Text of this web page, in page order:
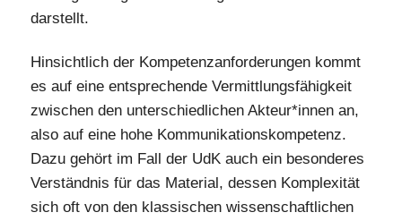
darstellt.
Hinsichtlich der Kompetenzanforderungen kommt
es auf eine entsprechende Vermittlungsfähigkeit
zwischen den unterschiedlichen Akteur*innen an,
also auf eine hohe Kommunikationskompetenz.
Dazu gehört im Fall der UdK auch ein besonderes
Verständnis für das Material, dessen Komplexität
sich oft von den klassischen wissenschaftlichen